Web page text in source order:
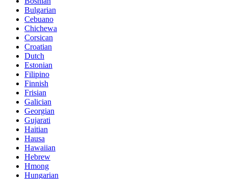
Bulgarian
Cebuano
Chichewa
Corsican
Croatian
Dutch
Estonian
Filipino
Finnish
Frisian
Galician
Georgian
Gujarati
Haitian
Hausa
Hawaiian
Hebrew
Hmong
Hungarian